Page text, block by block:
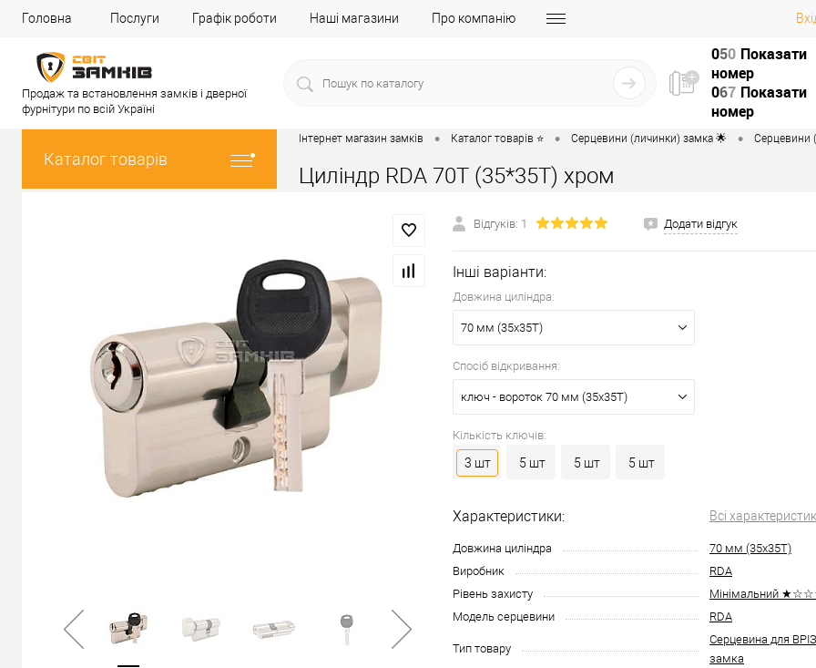
Головна Послуги Графік роботи Наші магазини Про компанію
Продаж та встановлення замків і дверної
фурнітури по всій Україні
050 Показати
номер
067 Показати
номер
Каталог товарів
Інтернет магазин замків • Каталог товарів ⭐ • Серцевини (личинки) замка 🌟 • Серцевини
Циліндр RDA 70T (35*35T) хром
Відгуків: 1 Додати відгук
Інші варіанти:
Довжина циліндра:
70 мм (35x35T)
Спосіб відкривання:
ключ - вороток 70 мм (35x35T)
Кількість ключів:
3 шт 5 шт 5 шт 5 шт
Характеристики: Всі
Довжина циліндра
70 мм (35x35T)
Виробник
RDA
Рівень захисту
Мінімальний
Модель серцевини
RDA
Тип товару
Серцевина для
замка